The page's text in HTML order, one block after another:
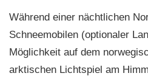
Während einer nächtlichen
Schneemobilen (optionaler
Möglichkeit auf dem
arktischen Lichtspiel am